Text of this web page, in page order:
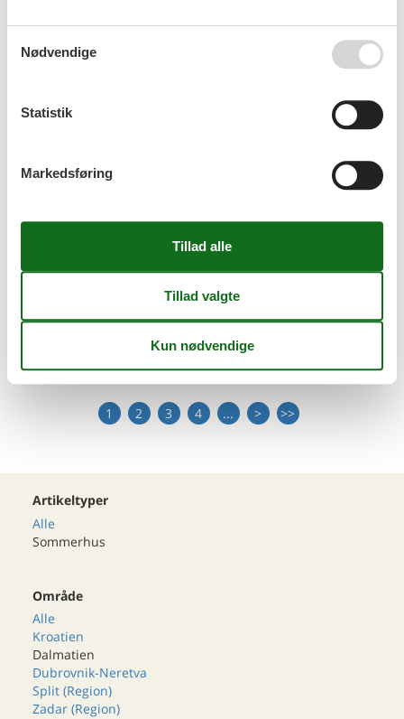
Sommerhus i Lozice
HR4050.611.3
Sommerhus på Molat
Emne nr.: 310-
HR4141.100.1
1 2 3 4 ... > >>
Artikeltyper
Alle
Sommerhus
Område
Alle
Kroatien
Dalmatien
Dubrovnik-Neretva
Split (Region)
Zadar (Region)
Nødvendige
Statistik
Markedsføring